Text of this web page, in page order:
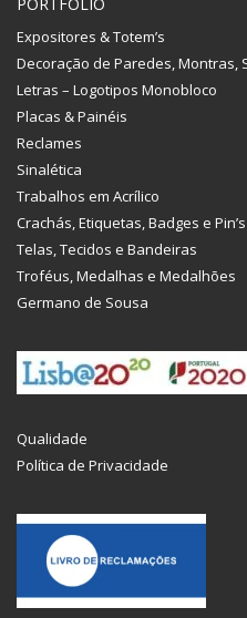
Expositores & Totem’s
Decoração de Paredes, Montras,
Letras – Logotipos Monobloco
Placas & Painéis
Reclames
Sinalética
Trabalhos em Acrílico
Crachás, Etiquetas, Badges e Pin’s
Telas, Tecidos e Bandeiras
Troféus, Medalhas e Medalhões
Germano de Sousa
Qualidade
Política de Privacidade